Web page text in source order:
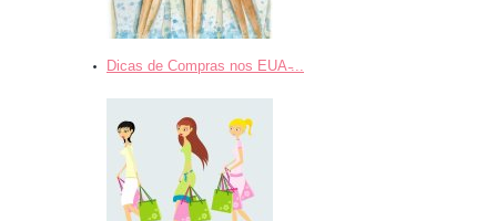
Dicas de Compras nos EUA ̵...